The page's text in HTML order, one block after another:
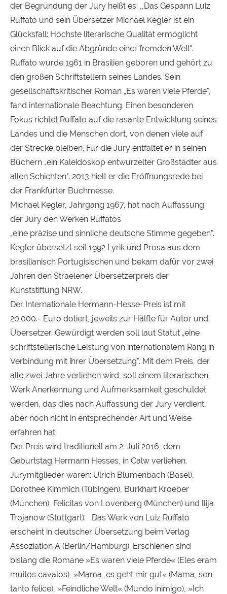
der Begründung der Jury heißt es: ,,Das Gespann Luiz
Ruffato und sein Übersetzer Michael Kegler ist ein
Glücksfall: Höchste literarische Qualität ermöglicht
einen Blick auf die Abgründe einer fremden Welt".
Ruffato wurde 1961 in Brasilien geboren und gehört zu
den großen Schriftstellern seines Landes. Sein
gesellschaftskritischer Roman „Es waren viele Pferde",
fand internationale Beachtung. Einen besonderen
Fokus richtet Ruffato auf die rasante Entwicklung seines
Landes und die Menschen dort, von denen viele auf
der Strecke bleiben. Für die Jury entfaltet er in seinen
Büchern „ein Kaleidoskop entwurzelter Großstädter aus
allen Schichten". 2013 hielt er die Eröffnungsrede bei
der Frankfurter Buchmesse.
Michael Kegler, Jahrgang 1967, hat nach Auffassung
der Jury den Werken Ruffatos
„eine präzise und sinnliche deutsche Stimme gegeben".
Kegler übersetzt seit 1992 Lyrik und Prosa aus dem
brasilianisch Portugisischen und bekam dafür vor zwei
Jahren den Straelener Übersetzerpreis der
Kunststiftung NRW.
Der Internationale Hermann-Hesse-Preis ist mit
20.000.- Euro dotiert, jeweils zur Hälfte für Autor und
Übersetzer. Gewürdigt werden soll laut Statut „eine
schriftstellerische Leistung von internationalem Rang in
Verbindung mit ihrer Übersetzung". Mit dem Preis, der
alle zwei Jahre verliehen wird, soll einem literarischen
Werk Anerkennung und Aufmerksamkeit geschuldet
werden, das dies nach Auffassung der Jury verdient,
aber noch nicht in entsprechender Art und Weise
erfahren hat.
Der Preis wird traditionell am 2. Juli 2016, dem
Geburtstag Hermann Hesses, in Calw verliehen.
Jurymitglieder waren: Ulrich Blumenbach (Basel),
Dorothee Kimmich (Tübingen), Burkhart Kroeber
(München), Felicitas von Lovenberg (München) und llija
Trojanow (Stuttgart). Das Werk von Luiz Ruffato
erscheint in deutscher Übersetzung beim Verlag
Assoziation A (Berlin/Hamburg). Erschienen sind
bislang die Romane »Es waren viele Pferde« (Eles eram
muitos cavalos), »Mama, es geht mir gut« (Mama, son
tanto felice), »Feindliche Welt« (Mundo inimigo), »Ich